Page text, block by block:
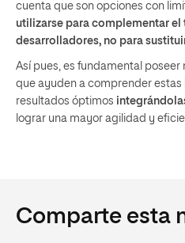
cuenta que son opciones con
utilizarse para complementar el
desarrolladores, no para
Así pues, es fundamental
que ayuden a comprender
resultados óptimos
lograr una mayor agilidad y
Comparte esta